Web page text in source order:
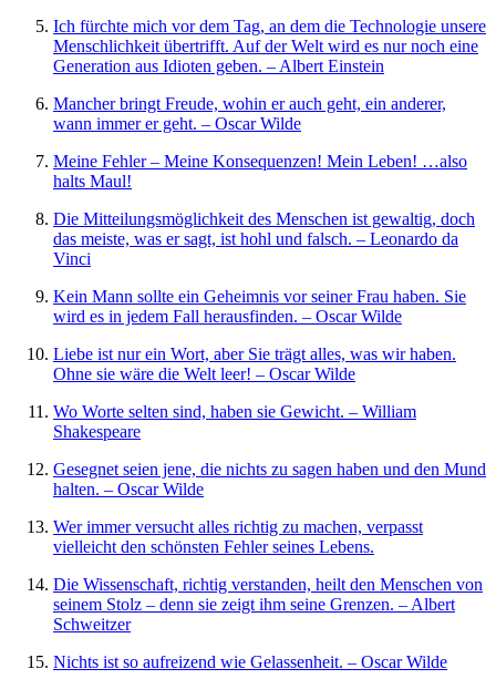
Ich fürchte mich vor dem Tag, an dem die Technologie unsere
Menschlichkeit übertrifft. Auf der Welt wird es nur noch eine
Generation aus Idioten geben. – Albert Einstein
Mancher bringt Freude, wohin er auch geht, ein anderer,
wann immer er geht. – Oscar Wilde
Meine Fehler – Meine Konsequenzen! Mein Leben! …also
halts Maul!
Die Mitteilungsmöglichkeit des Menschen ist gewaltig, doch
das meiste, was er sagt, ist hohl und falsch. – Leonardo da
Vinci
Kein Mann sollte ein Geheimnis vor seiner Frau haben. Sie
wird es in jedem Fall herausfinden. – Oscar Wilde
Liebe ist nur ein Wort, aber Sie trägt alles, was wir haben.
Ohne sie wäre die Welt leer! – Oscar Wilde
Wo Worte selten sind, haben sie Gewicht. – William
Shakespeare
Gesegnet seien jene, die nichts zu sagen haben und den Mund
halten. – Oscar Wilde
Wer immer versucht alles richtig zu machen, verpasst
vielleicht den schönsten Fehler seines Lebens.
Die Wissenschaft, richtig verstanden, heilt den Menschen von
seinem Stolz – denn sie zeigt ihm seine Grenzen. – Albert
Schweitzer
Nichts ist so aufreizend wie Gelassenheit. – Oscar Wilde